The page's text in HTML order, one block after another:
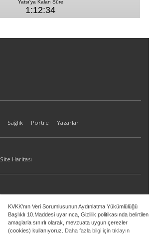
KVKK'nın Veri Sorumlusunun Aydınlatma Yükümlülüğü
Başlıklı 10.Maddesi uyarınca, Gizlilik politikasında belirtilen
amaçlarla sınırlı olarak, mevzuata uygun çerezler
(cookies) kullanıyoruz. Daha fazla bilgi için tıklayın
Sağlık Portre Yazarlar
Site Haritası